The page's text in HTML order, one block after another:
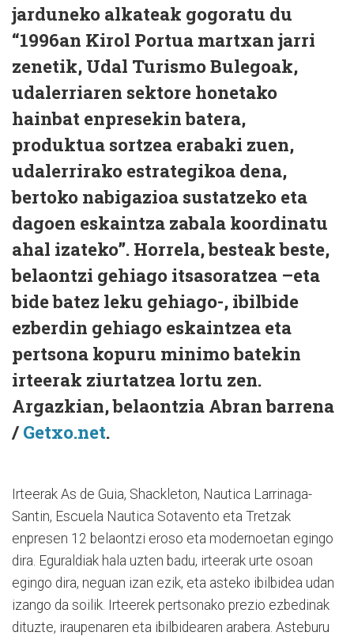
jarduneko alkateak gogoratu du
“1996an Kirol Portua martxan jarri
zenetik, Udal Turismo Bulegoak,
udalerriaren sektore honetako
hainbat enpresekin batera,
produktua sortzea erabaki zuen,
udalerrirako estrategikoa dena,
bertoko nabigazioa sustatzeko eta
dagoen eskaintza zabala koordinatu
ahal izateko”. Horrela, besteak beste,
belaontzi gehiago itsasoratzea –eta
bide batez leku gehiago-, ibilbide
ezberdin gehiago eskaintzea eta
pertsona kopuru minimo batekin
irteerak ziurtatzea lortu zen.
Argazkian, belaontzia Abran barrena
/ Getxo.net.
Irteerak As de Guia, Shackleton, Nautica Larrinaga-
Santin, Escuela Nautica Sotavento eta Tretzak
enpresen 12 belaontzi eroso eta modernoetan egingo
dira. Eguraldiak hala uzten badu, irteerak urte osoan
egingo dira, neguan izan ezik, eta asteko ibilbidea udan
izango da soilik. Irteerek pertsonako prezio ezbedinak
dituzte, iraupenaren eta ibilbidearen arabera. Asteburu